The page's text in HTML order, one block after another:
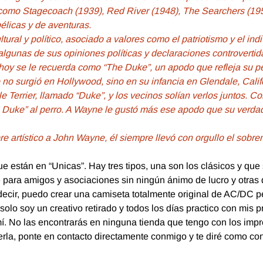
Stagecoach (1939), Red River (1948), The Searchers
y de aventuras.
y político, asociado a valores como el patriotismo y el
de sus opiniones políticas y declaraciones
se le recuerda como “The Duke”, un apodo que refleja su
surgió en Hollywood, sino en su infancia en Glendale,
llamado “Duke”, y los vecinos solían verlos juntos.
al perro. A Wayne le gustó más ese apodo que su
artístico a John Wayne, él siempre llevó con orgullo el
están en “Unicas”. Hay tres tipos, una son los clásicos y
amigos y asociaciones sin ningún ánimo de lucro y
puedo crear una camiseta totalmente original de AC/DC
soy un creativo retirado y todos los días practico con mis
No las encontrarás en ninguna tienda que tengo con los
ponte en contacto directamente conmigo y te diré como